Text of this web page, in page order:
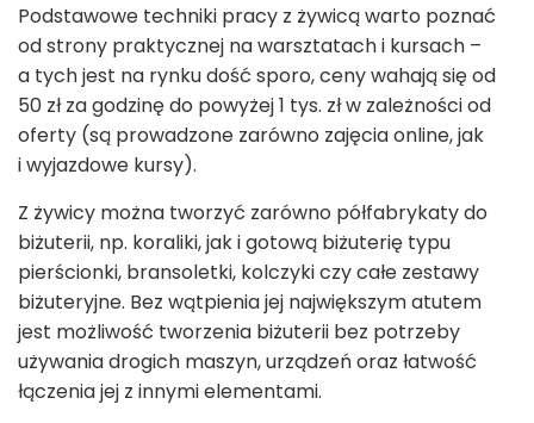
Podstawowe techniki pracy z żywicą warto poznać
od strony praktycznej na warsztatach i kursach –
a tych jest na rynku dość sporo, ceny wahają się od
50 zł za godzinę do powyżej 1 tys. zł w zależności od
oferty (są prowadzone zarówno zajęcia online, jak
i wyjazdowe kursy).
Z żywicy można tworzyć zarówno półfabrykaty do
biżuterii, np. koraliki, jak i gotową biżuterię typu
pierścionki, bransoletki, kolczyki czy całe zestawy
biżuteryjne. Bez wątpienia jej największym atutem
jest możliwość tworzenia biżuterii bez potrzeby
używania drogich maszyn, urządzeń oraz łatwość
łączenia jej z innymi elementami.